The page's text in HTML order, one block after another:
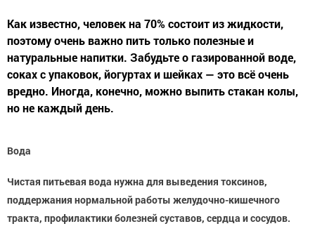
Как известно, человек на 70% состоит из жидкости,
поэтому очень важно пить только полезные и
натуральные напитки. Забудьте о газированной воде,
соках с упаковок, йогуртах и шейках — это всё очень
вредно. Иногда, конечно, можно выпить стакан колы,
но не каждый день.
Вода
Чистая питьевая вода нужна для выведения токсинов,
поддержания нормальной работы желудочно-кишечного
тракта, профилактики болезней суставов, сердца и сосудов.